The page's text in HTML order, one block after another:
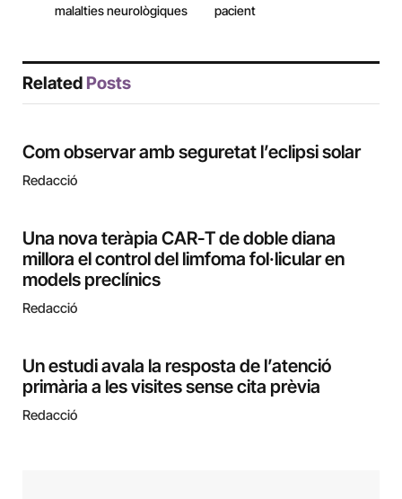
malalties neurològiques
pacient
Related Posts
Com observar amb seguretat l’eclipsi solar
Redacció
Una nova teràpia CAR-T de doble diana
millora el control del limfoma fol·licular en
models preclínics
Redacció
Un estudi avala la resposta de l’atenció
primària a les visites sense cita prèvia
Redacció